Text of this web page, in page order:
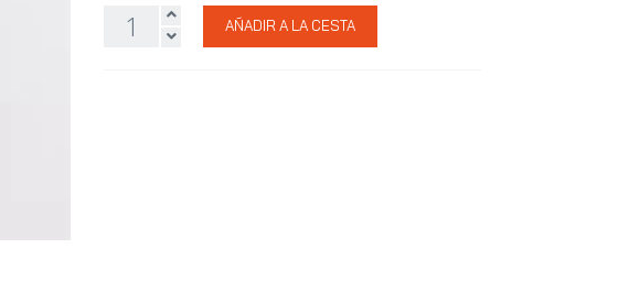
AÑADIR A LA CESTA